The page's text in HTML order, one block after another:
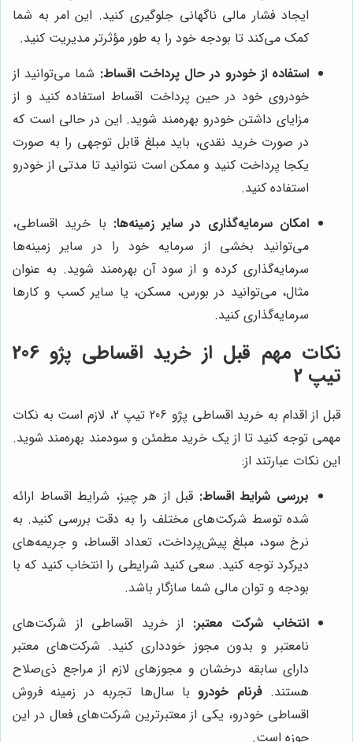
ایجاد فشار مالی ناگهانی جلوگیری کنید. این امر به شما
کمک می‌کند تا بودجه خود را به طور مؤثرتر مدیریت کنید.
استفاده از خودرو در حال پرداخت اقساط: شما می‌توانید از
خودروی خود در حین پرداخت اقساط استفاده کنید و از
مزایای داشتن خودرو بهره‌مند شوید. این در حالی است که
در صورت خرید نقدی، باید مبلغ قابل توجهی را به صورت
یکجا پرداخت کنید و ممکن است نتوانید تا مدتی از خودرو
استفاده کنید.
امکان سرمایه‌گذاری در سایر زمینه‌ها: با خرید اقساطی،
می‌توانید بخشی از سرمایه خود را در سایر زمینه‌ها
سرمایه‌گذاری کرده و از سود آن بهره‌مند شوید. به عنوان
مثال، می‌توانید در بورس، مسکن، یا سایر کسب و کارها
سرمایه‌گذاری کنید.
نکات مهم قبل از خرید اقساطی پژو 206
تیپ 2
قبل از اقدام به خرید اقساطی پژو 206 تیپ 2، لازم است به نکات
مهمی توجه کنید تا از یک خرید مطمئن و سودمند بهره‌مند شوید.
این نکات عبارتند از:
بررسی شرایط اقساط: قبل از هر چیز، شرایط اقساط ارائه
شده توسط شرکت‌های مختلف را به دقت بررسی کنید. به
نرخ سود، مبلغ پیش‌پرداخت، تعداد اقساط، و جریمه‌های
دیرکرد توجه کنید. سعی کنید شرایطی را انتخاب کنید که با
بودجه و توان مالی شما سازگار باشد.
انتخاب شرکت معتبر: از خرید اقساطی از شرکت‌های
نامعتبر و بدون مجوز خودداری کنید. شرکت‌های معتبر
دارای سابقه درخشان و مجوزهای لازم از مراجع ذی‌صلاح
هستند.فرنام خودرو با سال‌ها تجربه در زمینه فروش
اقساطی خودرو، یکی از معتبرترین شرکت‌های فعال در این
حوزه است.